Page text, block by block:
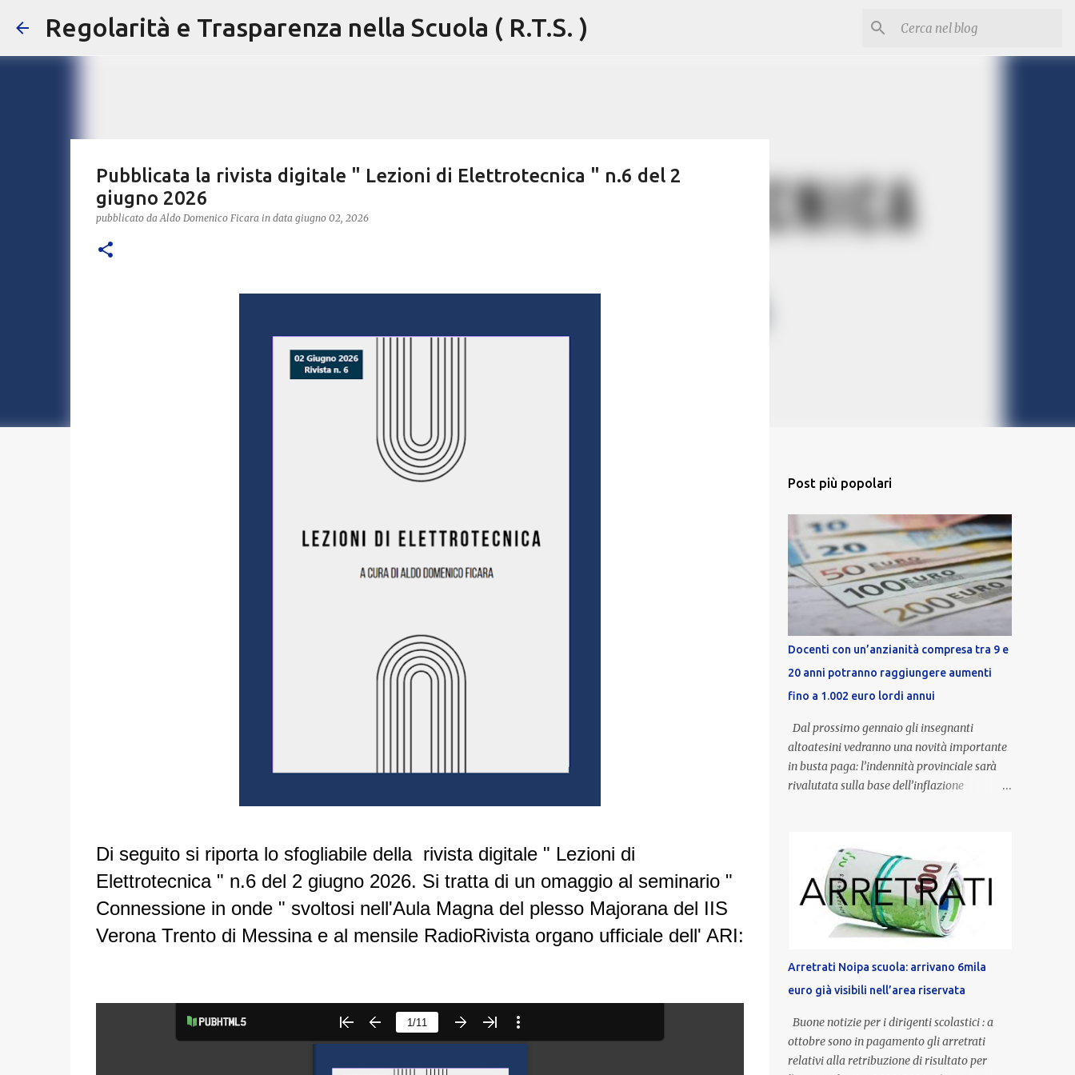
Passa ai contenuti principali
Regolarità e Trasparenza nella Scuola ( R.T.S. )
Pubblicata la rivista digitale " Lezioni di Elettrotecnica " n.6 del 2
giugno 2026
pubblicato daAldo Domenico Ficara in data giugno 02, 2026
Di seguito si riporta lo sfogliabile della rivista digitale " Lezioni di
Elettrotecnica " n.6 del 2 giugno 2026. Si tratta di un omaggio al seminario "
Connessione in onde " svoltosi nell'Aula Magna del plesso Majorana del IIS
Verona Trento di Messina e al mensile RadioRivista organo ufficiale dell' ARI:
Post più popolari
Docenti con un’anzianità compresa tra 9 e
20 anni potranno raggiungere aumenti
fino a 1.002 euro lordi annui
Dal prossimo gennaio gli insegnanti
altoatesini vedranno una novità importante
in busta paga: l’indennità provinciale sarà
rivalutata sulla base dell’inflazione
un’anzianità compresa tra 9 e 20 anni
potranno raggiungere fino a 1.002 euro lordi
annui. Il nuovo contratto provinciale
introduce inoltre un congedo speciale
dedicato alle donne vittime di violenza di
genere, in linea con la normativa nazionale e
con l’obiettivo di offrire maggiore tutela e
supporto in situazioni delicate. L’indennità
provinciale per i docenti è un unicum in
Italia: si tratta di una misura esclusiva della
Provincia autonoma di Bolzano, che integra
Arretrati Noipa scuola: arrivano 6mila
euro già visibili nell’area riservata
Buone notizie per i dirigenti scolastici : a
ottobre sono in pagamento gli arretrati
relativi alla retribuzione di risultato per